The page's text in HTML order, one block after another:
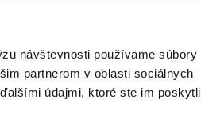
návštevnosti používame súbory
partnerom v oblasti sociálnych
údajmi, ktoré ste im poskytli